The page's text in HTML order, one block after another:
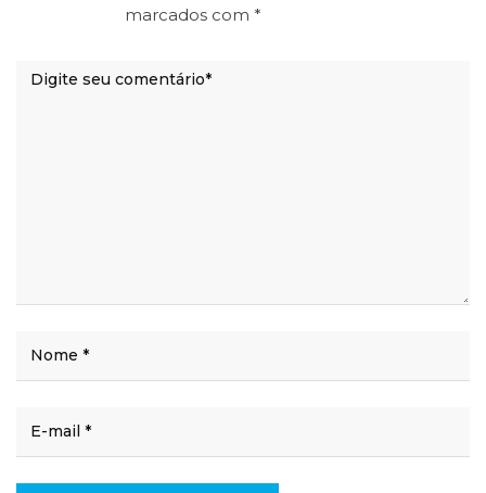
marcados com *